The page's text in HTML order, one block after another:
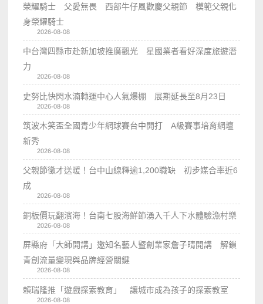
榮耀騎士 父愛無畏 西部牛仔風歡慶父親節 模範父親化
身榮耀騎士
2026-08-08
中台灣四縣市赴新加坡推廣觀光 星國業者看好深度旅遊潛
力
2026-08-08
史努比快閃水湳轉運中心人氣爆棚 展期延長至8月23日
2026-08-08
筑波木笑盃全國青少年網球賽台中開打 A級賽事培育網壇
新秀
2026-08-08
父親節徵才送暖！台中山線釋逾1,200職缺 初步媒合率近6
成
2026-08-08
銅板價玩翻濱海！台南七股海鮮節湧入千人下水體驗漁村樂
2026-08-08
屏縣府「大師開講」邀知名藝人暨創業家詹子晴開講 解鎖
青創流量變現與品牌經營關鍵
2026-08-08
賴瑞隆推「遊戲探索教育」 讓城市成為孩子的探索教室
2026-08-08